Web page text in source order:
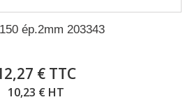
ép.2mm 203343
€ TTC
10,23 € HT